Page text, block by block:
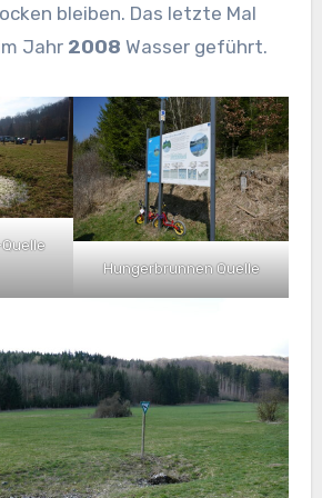
bleiben. Das letzte Mal
Jahr 2008 Wasser geführt.
Hungerbrunnen Quelle